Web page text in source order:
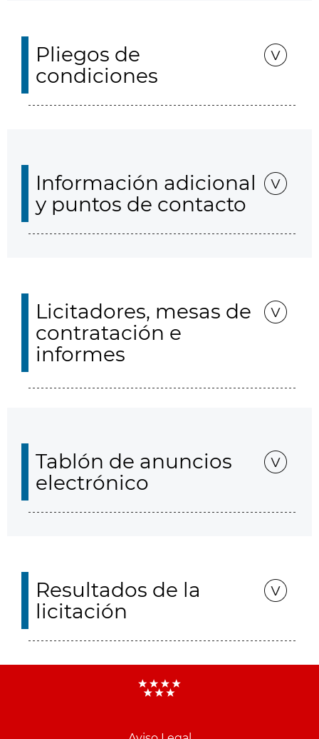
Pliegos de
condiciones
Información adicional
y puntos de contacto
Licitadores, mesas de
contratación e
informes
Tablón de anuncios
electrónico
Resultados de la
licitación